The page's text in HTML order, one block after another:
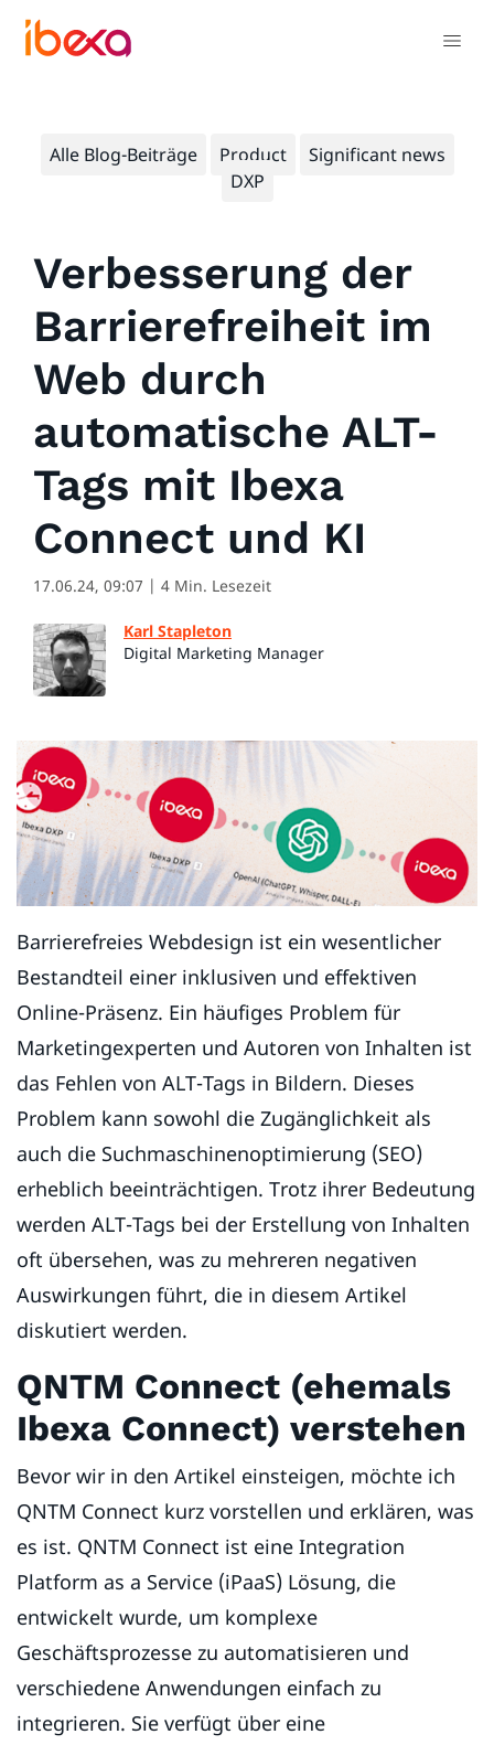
Alle Blog-Beiträge Product
Significant news
DXP
Verbesserung der
Barrierefreiheit im
Web durch
automatische ALT-
Tags mit Ibexa
Connect und KI
17.06.24, 09:07 | 4 Min. Lesezeit
Karl Stapleton
Digital Marketing Manager
Barrierefreies Webdesign ist ein wesentlicher
Bestandteil einer inklusiven und effektiven
Online-Präsenz. Ein häufiges Problem für
Marketingexperten und Autoren von Inhalten ist
das Fehlen von ALT-Tags in Bildern. Dieses
Problem kann sowohl die Zugänglichkeit als
auch die Suchmaschinenoptimierung (SEO)
erheblich beeinträchtigen. Trotz ihrer Bedeutung
werden ALT-Tags bei der Erstellung von Inhalten
oft übersehen, was zu mehreren negativen
Auswirkungen führt, die in diesem Artikel
diskutiert werden.
QNTM Connect (ehemals
Ibexa Connect) verstehen
Bevor wir in den Artikel einsteigen, möchte ich
QNTM Connect kurz vorstellen und erklären, was
es ist. QNTM Connect ist eine Integration
Platform as a Service (iPaaS) Lösung, die
entwickelt wurde, um komplexe
Geschäftsprozesse zu automatisieren und
verschiedene Anwendungen einfach zu
integrieren. Sie verfügt über eine